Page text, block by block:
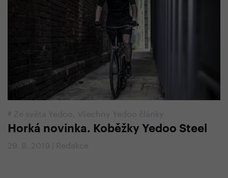
# Ze světa Yedoo Všechny Yedoo články
Horká novinka. Koběžky Yedoo Steel
29. 8. 2019 | Redakce